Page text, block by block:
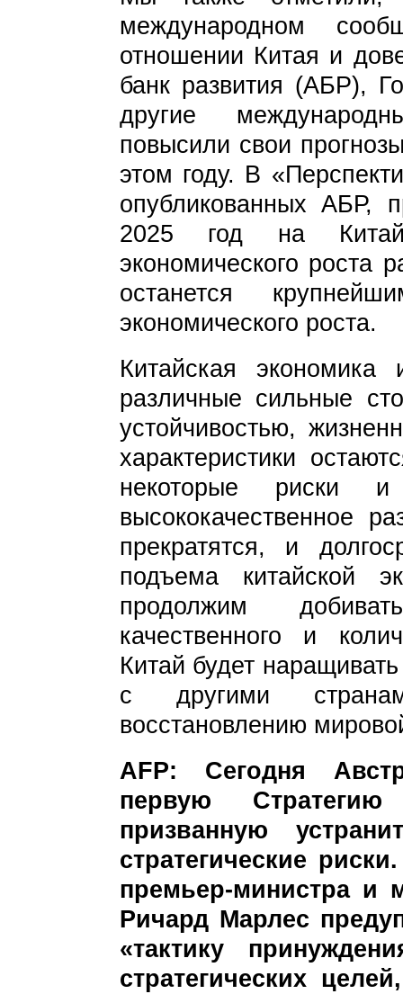
международном
отношении Китая и
банк развития (АБР),
другие
повысили свои
этом году. В
опубликованных АБР,
2025 год на
экономического роста
останется
экономического роста.
Китайская
различные сильные
устойчивостью,
характеристики
некоторые риски
высококачественное
прекратятся, и
подъема китайской
продолжим
качественного и
Китай будет
с другими
восстановлению
AFP: Сегодня
первую
призванную
стратегические
премьер-министра и
Ричард Марлес
«тактику
стратегических